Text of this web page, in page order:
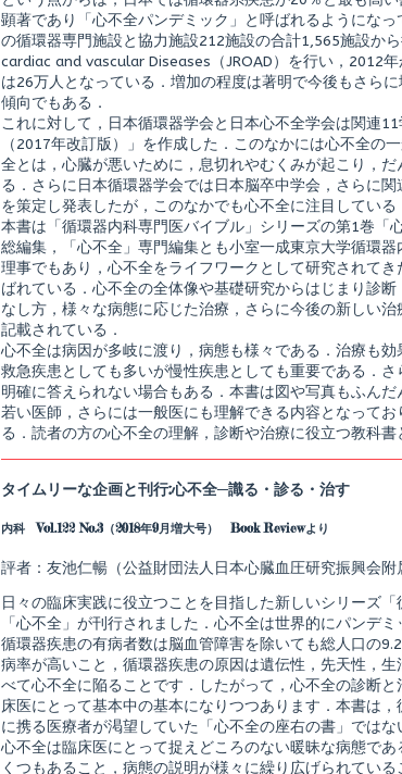
イ
ブ
ル
1
心
不
全
識
る・
診
る・
治
す
published
on
器
内
科
専
門
医
バ
イ
ブ
ル
1
心
不
全
る・
診
る・
す,
顕著であり「心不全パンデミック」と呼ばれるようにな
の循環器専門施設と協力施設212施設の合計1,565施設か
cardiac and vascular Diseases（JROAD）を行い，2012
は26万人となっている．増加の程度は著明で今後もさら
傾向でもある．
これに対して，日本循環器学会と日本心不全学会は関連
（2017年改訂版）」を作成した．このなかには心不全の
全とは，心臓が悪いために，息切れやむくみが起こり，
る．さらに日本循環器学会では日本脳卒中学会，さらに
を策定し発表したが，このなかでも心不全に注目してい
本書は「循環器内科専門医バイブル」シリーズの第1巻
総編集，「心不全」専門編集とも小室一成東京大学循環
理事でもあり，心不全をライフワークとして研究されて
ばれている．心不全の全体像や基礎研究からはじまり診
なし方，様々な病態に応じた治療，さらに今後の新しい
記載されている．
心不全は病因が多岐に渡り，病態も様々である．治療も
救急疾患としても多いが慢性疾患としても重要である．
明確に答えられない場合もある．本書は図や写真もふん
若い医師，さらには一般医にも理解できる内容となって
る．読者の方の心不全の理解，診断や治療に役立つ教科
タイムリーな企画と刊行:心不全─識る・診る・治す
内科 Vol.122 No.3（2018年9月増大号） Book Reviewより
評者：友池仁暢（公益財団法人日本心臓血圧研究振興会附
日々の臨床実践に役立つことを目指した新しいシリーズ
「心不全」が刊行されました．心不全は世界的にパンデ
循環器疾患の有病者数は脳血管障害を除いても総人口の
病率が高いこと，循環器疾患の原因は遺伝性，先天性，
べて心不全に陥ることです．したがって，心不全の診断
床医にとって基本中の基本になりつつあります．本書は
に携る医療者が渇望していた「心不全の座右の書」ではな
心不全は臨床医にとって捉えどころのない暖昧な病態で
くつもあること，病態の説明が様々に繰り広げられてい